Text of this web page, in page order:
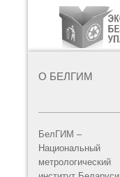
О БЕЛГИМ
БелГИМ –
Национальный
метрологический